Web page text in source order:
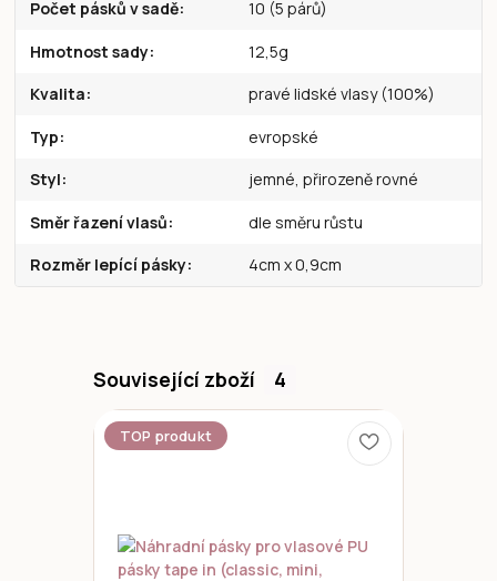
Počet pásků v sadě 10 (5 párů)
Hmotnost sady 12,5g
Kvalita pravé lidské vlasy (100%)
Typ evropské
Styl jemné, přirozeně rovné
Směr řazení vlasů dle směru růstu
Rozměr lepící pásky 4cm x 0,9cm
Související zboží 4
TOP produkt